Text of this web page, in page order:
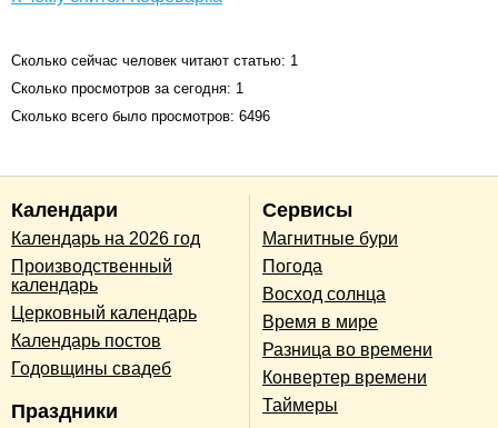
Сколько сейчас человек читают статью: 1
Сколько просмотров за сегодня: 1
Сколько всего было просмотров: 6496
Календари
Календарь на 2026 год
Производственный
календарь
Церковный календарь
Календарь постов
Годовщины свадеб
Праздники
Сервисы
Магнитные бури
Погода
Восход солнца
Время в мире
Разница во времени
Конвертер времени
Таймеры